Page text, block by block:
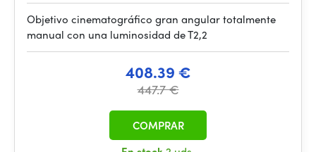
Objetivo cinematográfico gran angular totalmente
manual con una luminosidad de T2,2
408.39 €
447.7 €
COMPRAR